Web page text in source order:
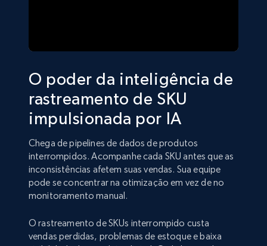
O poder da inteligência de
rastreamento de SKU
impulsionada por IA
Chega de pipelines de dados de produtos
interrompidos. Acompanhe cada SKU antes que as
inconsistências afetem suas vendas. Sua equipe
pode se concentrar na otimização em vez de no
monitoramento manual.
O rastreamento de SKUs interrompido custa
vendas perdidas, problemas de estoque e baixa